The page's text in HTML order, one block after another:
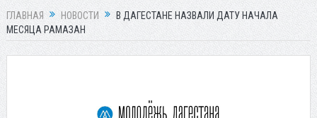
ГЛАВНАЯ НОВОСТИ
В ДАГЕСТАНЕ НАЗВАЛИ ДАТУ НАЧАЛА
МЕСЯЦА РАМАЗАН